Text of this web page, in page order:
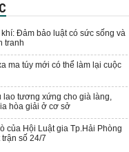
Đảm bảo luật có sức sống và
tranh
ma túy mới có thể làm lại cuộc
lao tương xứng cho già làng,
hòa giải ở cơ sở
của Hội Luật gia Tp.Hải Phòng
số 24/7